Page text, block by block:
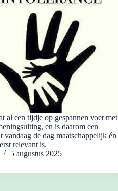
al een tijdje op gespannen voet met
en is daarom een
vandaag de dag maatschappelijk én
relevant is.
5 augustus 2025